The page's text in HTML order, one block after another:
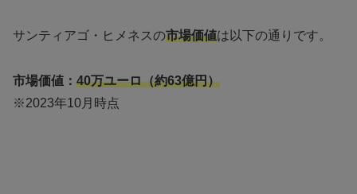
サンティアゴ・ヒメネスの市場価値は以下の通りです。
市場価値： 40万ユーロ（約63億円）
※2023年10月時点